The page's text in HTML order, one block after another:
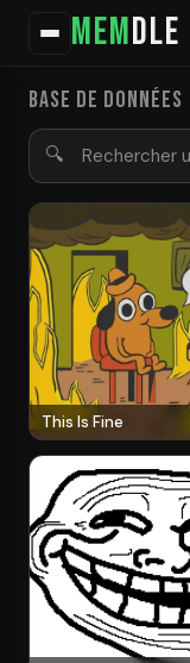
MEMDLE
Base de données
🔍
This Is Fine